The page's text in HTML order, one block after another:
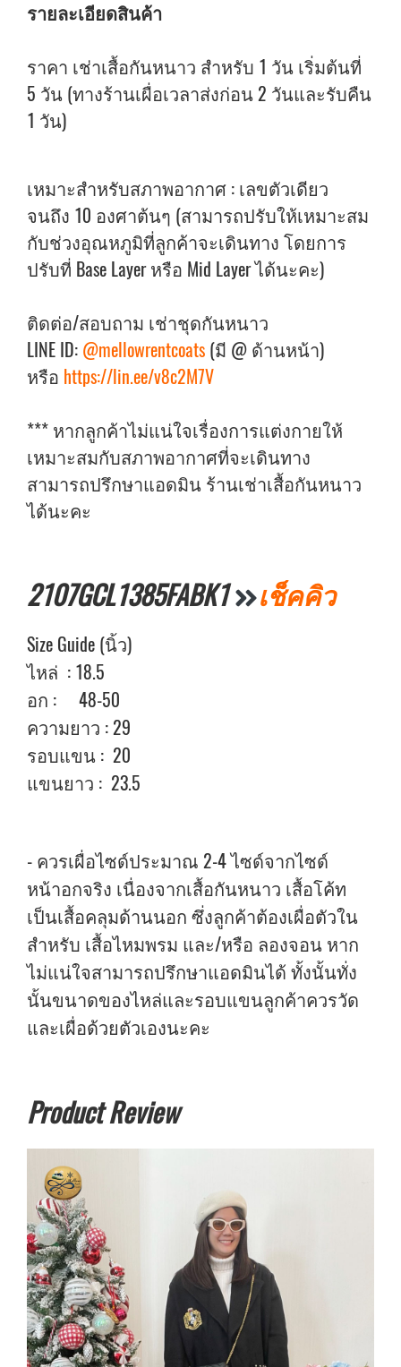
รายละเอียดสินค้า
ราคา เช่าเสื้อกันหนาว สำหรับ 1 วัน เริ่มต้นที่
5 วัน (ทางร้านเผื่อเวลาส่งก่อน 2 วันและรับคืน
1 วัน)
เหมาะสำหรับสภาพอากาศ : เลขตัวเดียว
จนถึง 10 องศาต้นๆ (สามารถปรับให้เหมาะสม
กับช่วงอุณหภูมิที่ลูกค้าจะเดินทาง โดยการ
ปรับที่ Base Layer หรือ Mid Layer ได้นะคะ)
ติดต่อ/สอบถาม เช่าชุดกันหนาว
LINE ID: @mellowrentcoats (มี @ ด้านหน้า)
หรือ https://lin.ee/v8c2M7V
*** หากลูกค้าไม่แน่ใจเรื่องการแต่งกายให้
เหมาะสมกับสภาพอากาศที่จะเดินทาง
สามารถปรึกษาแอดมิน ร้านเช่าเสื้อกันหนาว
ได้นะคะ
2107GCL1385FABK1 เช็คคิว
Size Guide (นิ้ว)
ไหล่ : 18.5
อก : 48-50
ความยาว : 29
รอบแขน : 20
แขนยาว : 23.5
- ควรเผื่อไซด์ประมาณ 2-4 ไซด์จากไซด์
หน้าอกจริง เนื่องจากเสื้อกันหนาว เสื้อโค้ท
เป็นเสื้อคลุมด้านนอก ซึ่งลูกค้าต้องเผื่อตัวใน
สำหรับ เสื้อไหมพรม และ/หรือ ลองจอน หาก
ไม่แน่ใจสามารถปรึกษาแอดมินได้ ทั้งนั้นทั่ง
นั้นขนาดของไหล่และรอบแขนลูกค้าควรวัด
และเผื่อด้วยตัวเองนะคะ
Product Review